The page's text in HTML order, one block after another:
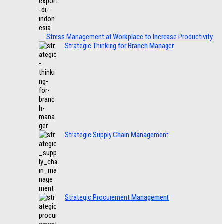
Stress Management at Workplace to Increase Productivity
Strategic Thinking for Branch Manager
Strategic Supply Chain Management
Strategic Procurement Management